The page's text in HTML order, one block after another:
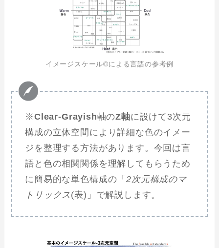
イメージスケール©による言語の参考例
※Clear-Grayish軸のZ軸に設けて3次元
構成の立体空間により詳細な色のイメー
ジを整理する方法があります。今回は言
語と色の相関関係を理解してもらうため
に簡易的な単色構成の「2次元構成のマ
トリックス (表)」で解説します。